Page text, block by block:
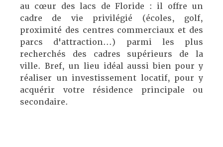
au cœur des lacs de Floride : il offre un
cadre de vie privilégié (écoles, golf,
proximité des centres commerciaux et des
parcs d'attraction...) parmi les plus
recherchés des cadres supérieurs de la
ville. Bref, un lieu idéal aussi bien pour y
réaliser un investissement locatif, pour y
acquérir votre résidence principale ou
secondaire.